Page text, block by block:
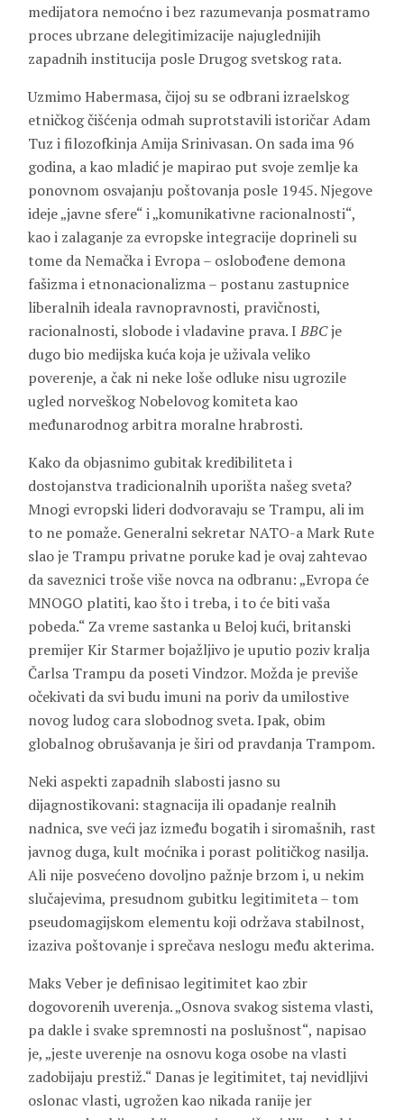
medijatora nemoćno i bez razumevanja posmatramo
proces ubrzane delegitimizacije najuglednijih
zapadnih institucija posle Drugog svetskog rata.
Uzmimo Habermasa, čijoj su se odbrani izraelskog
etničkog čišćenja odmah suprotstavili istoričar Adam
Tuz i filozofkinja Amija Srinivasan. On sada ima 96
godina, a kao mladić je mapirao put svoje zemlje ka
ponovnom osvajanju poštovanja posle 1945. Njegove
ideje „javne sfere“ i „komunikativne racionalnosti“,
kao i zalaganje za evropske integracije doprineli su
tome da Nemačka i Evropa – oslobođene demona
fašizma i etnonacionalizma – postanu zastupnice
liberalnih ideala ravnopravnosti, pravičnosti,
racionalnosti, slobode i vladavine prava. I BBCje
dugo bio medijska kuća koja je uživala veliko
poverenje, a čak ni neke loše odluke nisu ugrozile
ugled norveškog Nobelovog komiteta kao
međunarodnog arbitra moralne hrabrosti.
Kako da objasnimo gubitak kredibiliteta i
dostojanstva tradicionalnih uporišta našeg sveta?
Mnogi evropski lideri dodvoravaju se Trampu, ali im
to ne pomaže. Generalni sekretar NATO-a Mark Rute
slao je Trampu privatne poruke kad je ovaj zahtevao
da saveznici troše više novca na odbranu: „Evropa će
MNOGO platiti, kao što i treba, i to će biti vaša
pobeda.“ Za vreme sastanka u Beloj kući, britanski
premijer Kir Starmer bojažljivo je uputio poziv kralja
Čarlsa Trampu da poseti Vindzor. Možda je previše
očekivati da svi budu imuni na poriv da umilostive
novog ludog cara slobodnog sveta. Ipak, obim
globalnog obrušavanja je širi od pravdanja Trampom.
Neki aspekti zapadnih slabosti jasno su
dijagnostikovani: stagnacija ili opadanje realnih
nadnica, sve veći jaz između bogatih i siromašnih, rast
javnog duga, kult moćnika i porast političkog nasilja.
Ali nije posvećeno dovoljno pažnje brzom i, u nekim
slučajevima, presudnom gubitku legitimiteta – tom
pseudomagijskom elementu koji održava stabilnost,
izaziva poštovanje i sprečava neslogu među akterima.
Maks Veber je definisao legitimitet kao zbir
dogovorenih uverenja. „Osnova svakog sistema vlasti,
pa dakle i svake spremnosti na poslušnost“, napisao
je, „jeste uverenje na osnovu koga osobe na vlasti
zadobijaju prestiž.“ Danas je legitimitet, taj nevidljivi
oslonac vlasti, ugrožen kao nikada ranije jer